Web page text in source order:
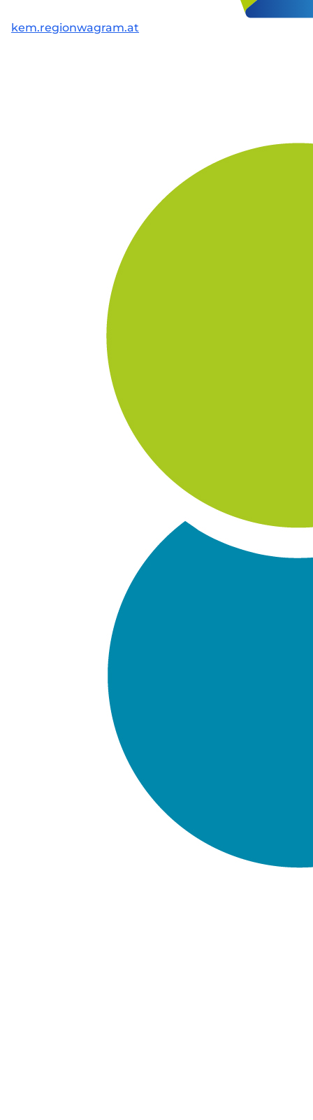
kem.regionwagram.at